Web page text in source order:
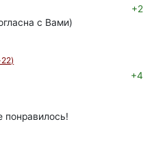
+2
с Вами)
+4
понравилось!